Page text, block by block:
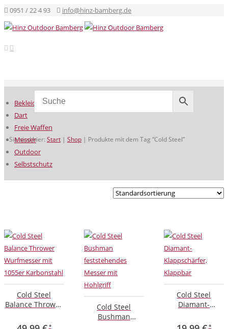
0951 / 22 4 93 info@hinz-bamberg.de
Sie sind hier: Start | Shop | Produkte mit dem Tag “Cold Steel”
Bekleidung
Dart
Freie Waffen
Messer
Outdoor
Selbstschutz
Cold Steel
Balance Thrower
1055er
Cold Steel
Bushman
Cold Steel
Diamant-
Klappbar